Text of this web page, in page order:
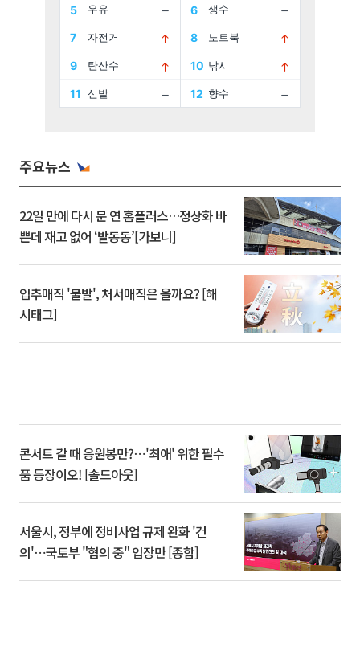
주요뉴스
22일 만에 다시 문 연 홈플러스…정상화 바
쁜데 재고 없어 ‘발동동’[가보니]
입추매직 '불발', 처서매직은 올까요? [해
시태그]
콘서트 갈 때 응원봉만?⋯'최애' 위한 필수
품 등장이오! [솔드아웃]
서울시, 정부에 정비사업 규제 완화 '건
의'⋯국토부 "협의 중" 입장만 [종합]